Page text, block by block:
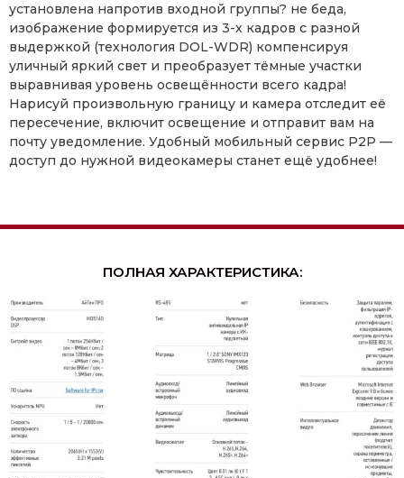
установлена напротив входной группы? не беда,
изображение формируется из 3-х кадров с разной
выдержкой (технология DOL-WDR) компенсируя
уличный яркий свет и преобразует тёмные участки
выравнивая уровень освещённости всего кадра!
Нарисуй произвольную границу и камера отследит её
пересечение, включит освещение и отправит вам на
почту уведомление. Удобный мобильный сервис P2P —
доступ до нужной видеокамеры станет ещё удобнее!
ПОЛНАЯ ХАРАКТЕРИСТИКА: